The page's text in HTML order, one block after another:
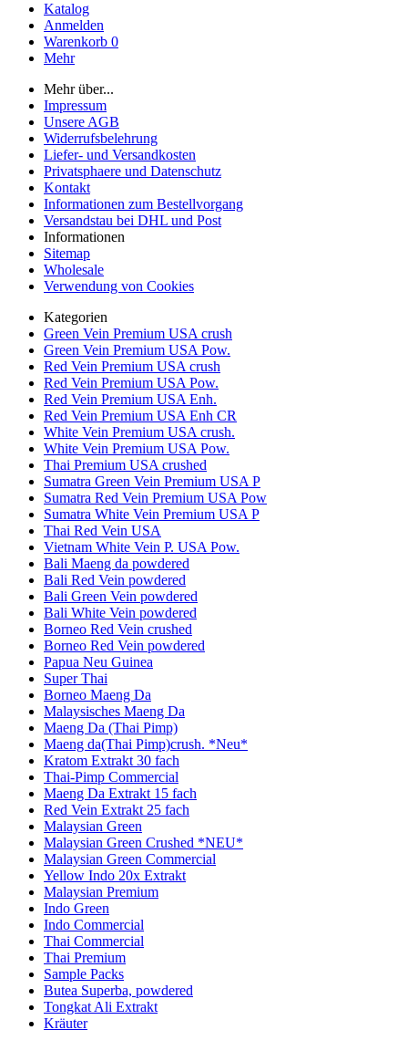
Katalog
Anmelden
Warenkorb 0
Mehr
Mehr über...
Impressum
Unsere AGB
Widerrufsbelehrung
Liefer- und Versandkosten
Privatsphaere und Datenschutz
Kontakt
Informationen zum Bestellvorgang
Versandstau bei DHL und Post
Informationen
Sitemap
Wholesale
Verwendung von Cookies
Kategorien
Green Vein Premium USA crush
Green Vein Premium USA Pow.
Red Vein Premium USA crush
Red Vein Premium USA Pow.
Red Vein Premium USA Enh.
Red Vein Premium USA Enh CR
White Vein Premium USA crush.
White Vein Premium USA Pow.
Thai Premium USA crushed
Sumatra Green Vein Premium USA P
Sumatra Red Vein Premium USA Pow
Sumatra White Vein Premium USA P
Thai Red Vein USA
Vietnam White Vein P. USA Pow.
Bali Maeng da powdered
Bali Red Vein powdered
Bali Green Vein powdered
Bali White Vein powdered
Borneo Red Vein crushed
Borneo Red Vein powdered
Papua Neu Guinea
Super Thai
Borneo Maeng Da
Malaysisches Maeng Da
Maeng Da (Thai Pimp)
Maeng da(Thai Pimp)crush. *Neu*
Kratom Extrakt 30 fach
Thai-Pimp Commercial
Maeng Da Extrakt 15 fach
Red Vein Extrakt 25 fach
Malaysian Green
Malaysian Green Crushed *NEU*
Malaysian Green Commercial
Yellow Indo 20x Extrakt
Malaysian Premium
Indo Green
Indo Commercial
Thai Commercial
Thai Premium
Sample Packs
Butea Superba, powdered
Tongkat Ali Extrakt
Kräuter